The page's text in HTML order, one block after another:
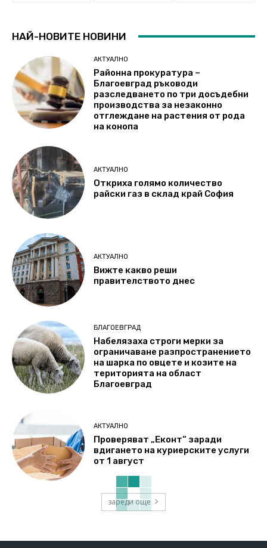
НАЙ-НОВИТЕ НОВИНИ
АКТУАЛНО
Районна прокуратура –
Благоевград ръководи
разследването по три досъдебни
производства за незаконно
отглеждане на растения от рода
на конопа
АКТУАЛНО
Откриха голямо количество
райски газ в склад край София
АКТУАЛНО
Вижте какво реши
правителството днес
БЛАГОЕВГРАД
Набелязаха строги мерки за
ограничаване разпространението
на шарка по овцете и козите на
територията на област
Благоевград
АКТУАЛНО
Проверяват „Еконт“ заради
вдигането на куриерските услуги
от 1 август
зареди още